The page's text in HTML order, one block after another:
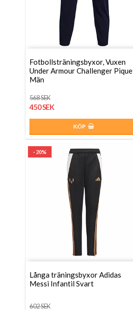
Fotbollsträningsbyxor, Vuxen
Under Armour Challenger Pique
Män
568 SEK
450 SEK
KÖP
- 20%
Långa träningsbyxor Adidas
Messi Infantil Svart
602 SEK